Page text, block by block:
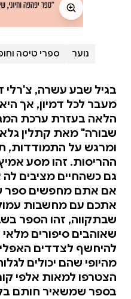
נוער ספרי טיסה
בגיל שבע עשרה, צ'רלי
מעבר לכל דמיון, אך
הלאה בעזרת ערכת
שבורה" מאת קתלין
ומרגש על התמודדות,
ההריסות. זהו מסע
גם כשהחיים מציבים
אם אתם מחפשים ספר
אתכם עם מחשבות
שבתקווה, זהו הספר
שאוהבים סיפורים
להיחשף לצדדים
מהיופי שהם יכולים
הצטרפו למאות אלפי
בספר שמשאיר חותם